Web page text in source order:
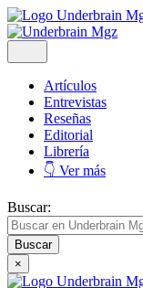
Artículos
Entrevistas
Reseñas
Editorial
Librería
👇 Ver más
Buscar:
×